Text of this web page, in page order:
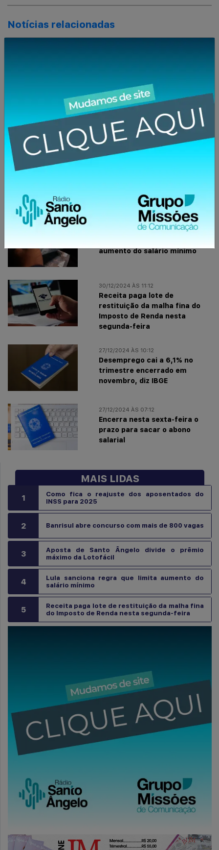
Notícias relacionadas
2025
02/01/2025 ÀS 16:01
PIB do RS cai 0,3% no terceiro
trimestre de 2024
30/12/2024 ÀS 14:12
aumento do salário mínimo
30/12/2024 ÀS 11:12
Receita paga lote de
restituição da malha fina do
Imposto de Renda nesta
segunda-feira
27/12/2024 ÀS 10:12
Desemprego cai a 6,1% no
trimestre encerrado em
novembro, diz IBGE
27/12/2024 ÀS 07:12
Encerra nesta sexta-feira o
prazo para sacar o abono
salarial
MAIS LIDAS
1
Como fica o reajuste dos aposentados do
INSS para 2025
2 Banrisul abre concurso com mais de 800 vagas
3
Aposta de Santo Ângelo divide o prêmio
máximo da Lotofácil
4
Lula sanciona regra que limita aumento do
salário mínimo
5
Receita paga lote de restituição da malha fina
do Imposto de Renda nesta segunda-feira